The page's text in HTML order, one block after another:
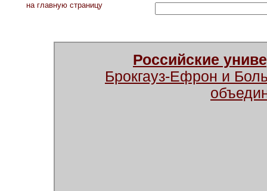
на главную страницу
Российские
Брокгауз-Ефрон и